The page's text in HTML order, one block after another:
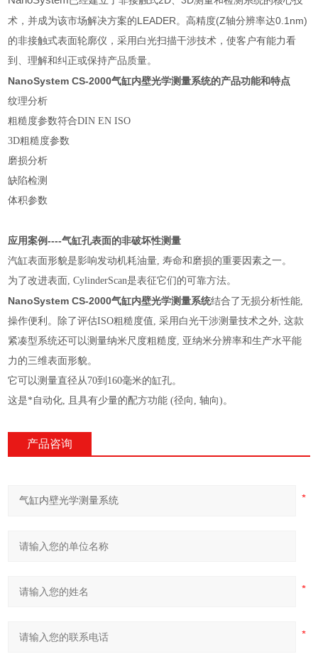
术，并成为该市场解决方案的LEADER。高精度(Z轴分辨率达0.1nm)
的非接触式表面轮廓仪，采用白光扫描干涉技术，使客户有能力看
到、理解和纠正或保持产品质量。
NanoSystem CS-2000气缸内壁光学测量系统的​产品功能和特点
纹理分析
粗糙度参数符合DIN EN ISO
3D粗糙度参数
磨损分析
缺陷检测
体积参数
应用案例----气缸孔表面的非破坏性测量
汽缸表面形貌是影响发动机耗油量, 寿命和磨损的重要因素之一。
为了改进表面, CylinderScan是表征它们的可靠方法。
NanoSystem CS-2000气缸内壁光学测量系统结合了无损分析性能,
操作便利。除了评估ISO粗糙度值, 采用白光干涉测量技术之外, 这款
紧凑型系统还可以测量纳米尺度粗糙度, 亚纳米分辨率和生产水平能
力的三维表面形貌。
它可以测量直径从70到160毫米的缸孔。
这是*自动化, 且具有少量的配方功能 (径向, 轴向)。
产品咨询